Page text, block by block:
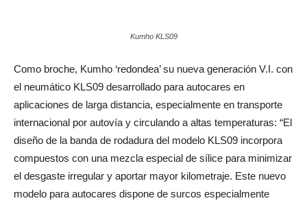
Kumho KLS09
Como broche, Kumho ‘redondea’ su nueva generación V.I. con
el neumático KLS09 desarrollado para autocares en
aplicaciones de larga distancia, especialmente en transporte
internacional por autovía y circulando a altas temperaturas: “El
diseño de la banda de rodadura del modelo KLS09 incorpora
compuestos con una mezcla especial de sílice para minimizar
el desgaste irregular y aportar mayor kilometraje. Este nuevo
modelo para autocares dispone de surcos especialmente